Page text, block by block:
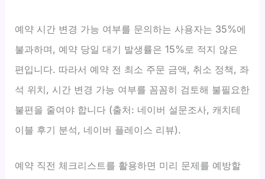
예약 시간 변경 가능 여부를 문의하는 사용자는 35%에
불과하며, 예약 당일 대기 발생률은 15%로 적지 않은
편입니다. 따라서 예약 전 최소 주문 금액, 취소 정책, 좌
석 위치, 시간 변경 가능 여부를 꼼꼼히 검토해 불필요한
불편을 줄여야 합니다 (출처: 네이버 설문조사, 캐치테
이블 후기 분석, 네이버 플레이스 리뷰).
예약 직전 체크리스트를 활용하면 미리 문제를 예방할